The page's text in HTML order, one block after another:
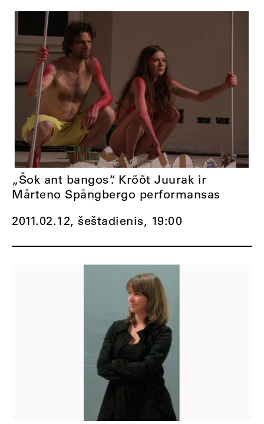
2011.02.12, šeštadienis, 19:00
„Šok ant bangos“. Krõõt Juurak ir
Mårteno Spångbergo performansas